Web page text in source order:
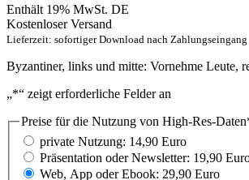
Enthält 19% MwSt. DE
Kostenloser Versand
Lieferzeit: sofortiger Download nach Zahlungseingang
Byzantiner, links und mitte: Vornehme Leute,
„*“ zeigt erforderliche Felder an
Preise für die Nutzung von High-Res-Daten
private Nutzung: 14,90 Euro
Präsentation oder Newsletter: 19,90
Web, App oder Ebook: 29,90 Euro